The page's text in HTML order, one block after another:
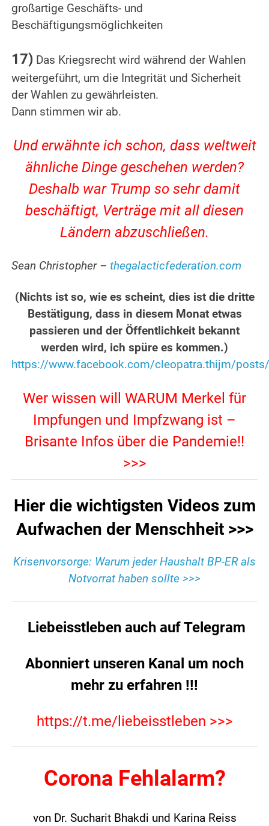
großartige Geschäfts- und
Beschäftigungsmöglichkeiten
17) Das Kriegsrecht wird während der Wahlen
weitergeführt, um die Integrität und Sicherheit
der Wahlen zu gewährleisten.
Dann stimmen wir ab.
Und erwähnte ich schon, dass weltweit
ähnliche Dinge geschehen werden?
Deshalb war Trump so sehr damit
beschäftigt, Verträge mit all diesen
Ländern abzuschließen.
Sean Christopher –thegalacticfederation.com
(Nichts ist so, wie es scheint, dies ist die dritte
Bestätigung, dass in diesem Monat etwas
passieren und der Öffentlichkeit bekannt
werden wird, ich spüre es kommen.)
https://www.facebook.com/cleopatra.thijm/
Wer wissen will WARUM Merkel für
Impfungen und Impfzwang ist –
Brisante Infos über die Pandemie!!
>>>
Hier die wichtigsten Videos zum
Aufwachen der Menschheit >>>
Krisenvorsorge: Warum jeder Haushalt BP-ER als
Notvorrat haben sollte >>>
Liebeisstleben auch auf Telegram
Abonniert unseren Kanal um noch
mehr zu erfahren !!!
https://t.me/liebeisstleben >>>
Corona Fehlalarm?
von Dr. Sucharit Bhakdi und Karina Reiss